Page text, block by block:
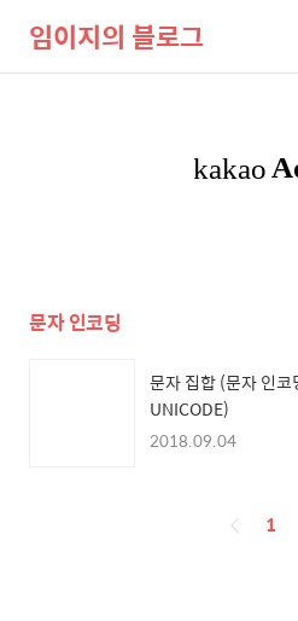
임이지의 블로그
문자 인코딩
문자 집합 (문자 인코
UNICODE)
2018.09.04
페
1